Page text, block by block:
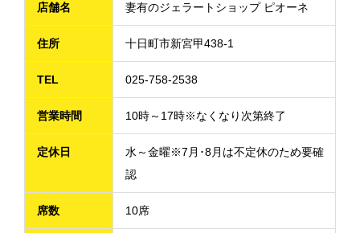
店舗名 妻有のジェラートショップ ピオーネ
住所 十日町市新宮甲438-1
TEL 025-758-2538
営業時間 10時～17時※なくなり次第終了
定休日
水～金曜※7月･8月は不定休のため要確
認
席数 10席